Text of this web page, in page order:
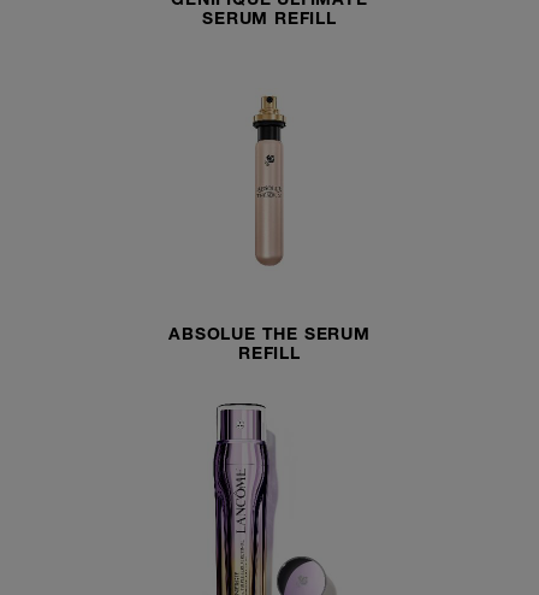
SERUM REFILL
ABSOLUE THE SERUM
REFILL